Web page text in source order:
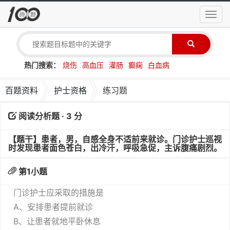
导
航
热门搜索： 烧伤 高血压 灌肠 癫痫 白血病
百题资料 护士资格 练习题
阅读分析题 · 3 分
【题干】患者，男，自感全身不适前来就诊。门诊护士巡视
时发现患者面色苍白，出冷汗，呼吸急促，主诉腹痛剧烈。
第1小题
门诊护士应采取的措施是
A、安排患者提前就诊
B、让患者就地平卧休息